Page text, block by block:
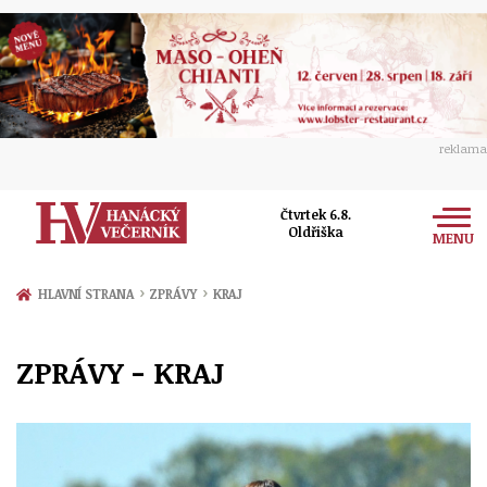
reklama
Čtvrtek 6.8.
Oldřiška
MENU
Zprávy
Politika
Kultura
Společnost
Ženy
Sport
HLAVNÍ STRANA › ZPRÁVY › KRAJ
ZPRÁVY - KRAJ